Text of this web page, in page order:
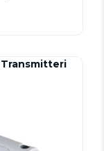
Transmitteri